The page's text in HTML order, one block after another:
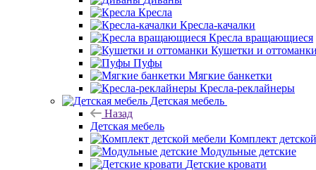
Кресла
Кресла-качалки
Кресла вращающиеся
Кушетки и оттоманки
Пуфы
Мягкие банкетки
Кресла-реклайнеры
Детская мебель
Назад
Детская мебель
Комплект
Модульные детские
Детские кровати